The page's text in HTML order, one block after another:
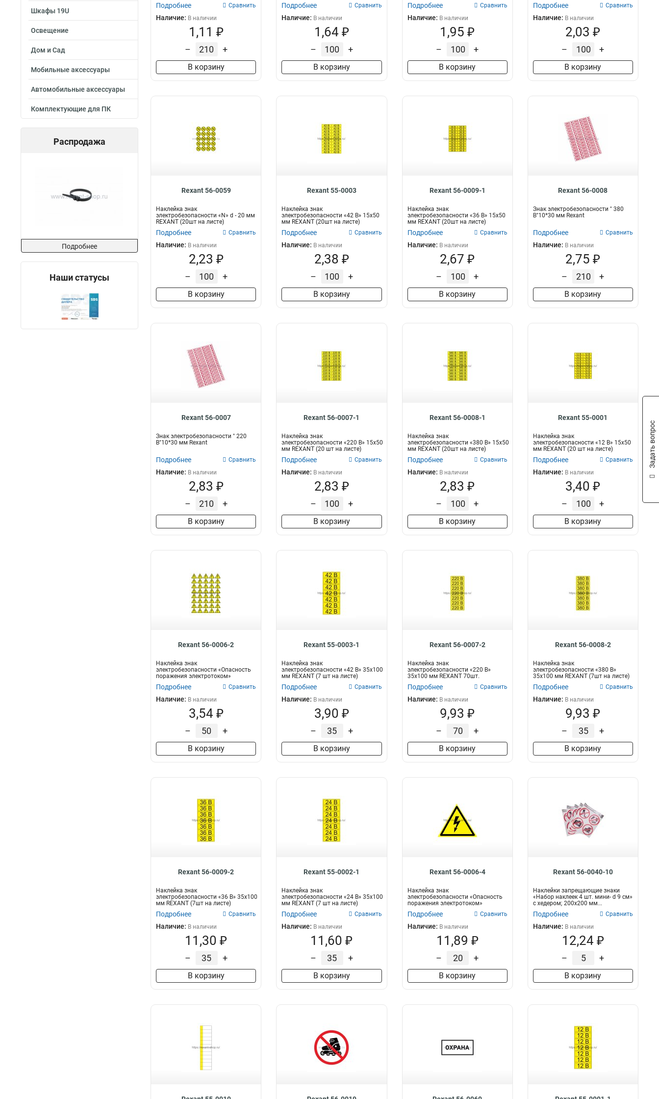
Шкафы 19U
Освещение
Дом и Сад
Мобильные аксессуары
Автомобильные аксессуары
Комплектующие для ПК
Распродажа
Подробнее
Наши статусы
Звонок
Светильник 22
22
Видеокамера 27
Замок 68
15х50 7
100х200 12
Электронный 19
Запрещающий
Информационный
Уличный 35
3шт
6
Подробнее Сравнить
Наличие: В наличии
1,11 ₽
– +
В корзину
Подробнее Сравнить
Наличие: В наличии
1,64 ₽
– +
В корзину
Подробнее Сравнить
Наличие: В наличии
1,95 ₽
– +
В корзину
Подробнее Сравнить
Наличие: В наличии
2,03 ₽
– +
В корзину
Rexant 56-0059
Наклейка знак
электробезопасности «N» d - 20 мм
REXANT (20шт на листе)
Подробнее Сравнить
Наличие: В наличии
2,23 ₽
– +
В корзину
Rexant 55-0003
Наклейка знак
электробезопасности «42 В» 15х50
мм REXANT (20шт на листе)
Подробнее Сравнить
Наличие: В наличии
2,38 ₽
– +
В корзину
Rexant 56-0009-1
Наклейка знак
электробезопасности «36 В» 15х50
мм REXANT (20шт на листе)
Подробнее Сравнить
Наличие: В наличии
2,67 ₽
– +
В корзину
Rexant 56-0008
Знак электробезопасности " 380
В"10*30 мм Rexant
Подробнее Сравнить
Наличие: В наличии
2,75 ₽
– +
В корзину
Rexant 56-0007
Знак электробезопасности " 220
В"10*30 мм Rexant
Подробнее Сравнить
Наличие: В наличии
2,83 ₽
– +
В корзину
Rexant 56-0007-1
Наклейка знак
электробезопасности «220 В» 15х50
мм REXANT (20 шт на листе)
Подробнее Сравнить
Наличие: В наличии
2,83 ₽
– +
В корзину
Rexant 56-0008-1
Наклейка знак
электробезопасности «380 В» 15х50
мм REXANT (20шт на листе)
Подробнее Сравнить
Наличие: В наличии
2,83 ₽
– +
В корзину
Rexant 55-0001
Наклейка знак
электробезопасности «12 В» 15х50
мм REXANT (20 шт на листе)
Подробнее Сравнить
Наличие: В наличии
3,40 ₽
– +
В корзину
Rexant 56-0006-2
Наклейка знак
электробезопасности «Опасность
поражения электротоком»
50х50х50 мм RE...
Подробнее Сравнить
Наличие: В наличии
3,54 ₽
– +
В корзину
Rexant 55-0003-1
Наклейка знак
электробезопасности «42 В» 35х100
мм REXANT (7 шт на листе)
Подробнее Сравнить
Наличие: В наличии
3,90 ₽
– +
В корзину
Rexant 56-0007-2
Наклейка знак
электробезопасности «220 В»
35х100 мм REXANT 70шт.
Подробнее Сравнить
Наличие: В наличии
9,93 ₽
– +
В корзину
Rexant 56-0008-2
Наклейка знак
электробезопасности «380 В»
35х100 мм REXANT (7шт на листе)
Подробнее Сравнить
Наличие: В наличии
9,93 ₽
– +
В корзину
Rexant 56-0009-2
Наклейка знак
электробезопасности «36 В» 35х100
мм REXANT (7шт на листе)
Подробнее Сравнить
Наличие: В наличии
11,30 ₽
– +
В корзину
Rexant 55-0002-1
Наклейка знак
электробезопасности «24 В» 35х100
мм REXANT (7 шт на листе)
Подробнее Сравнить
Наличие: В наличии
11,60 ₽
– +
В корзину
Rexant 56-0006-4
Наклейка знак
электробезопасности «Опасность
поражения электротоком»
85х85х85 мм RE...
Подробнее Сравнить
Наличие: В наличии
11,89 ₽
– +
В корзину
Rexant 56-0040-10
Наклейки запрещающие знаки
«Набор наклеек 4 шт. мини- d 9 см»
с хедером; 200х200 мм...
Подробнее Сравнить
Наличие: В наличии
12,24 ₽
– +
В корзину
Задать вопрос